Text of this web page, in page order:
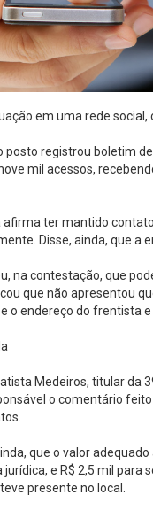
em uma rede
posto registrou boletim
mil acessos,
afirma ter mantido
Disse, ainda, que a
na contestação, que
que não apresentou
o endereço do frentista
Medeiros, titular da
o comentário
que o valor
e R$ 2,5 mil para
presente no local.